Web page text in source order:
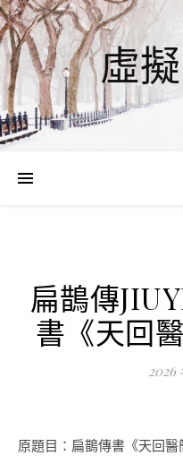
虛
扁鵲傳
書《天回
2026
原題目：扁鵲傳書《天回